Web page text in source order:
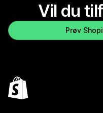
Vil du
Prøv